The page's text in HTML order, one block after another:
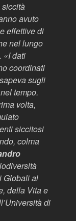
avuto
effettive di
nel lungo
. «I dati
coordinati
sugli
tempo.
volta,
siccitosi
colma
Globali al
della Vita e
di